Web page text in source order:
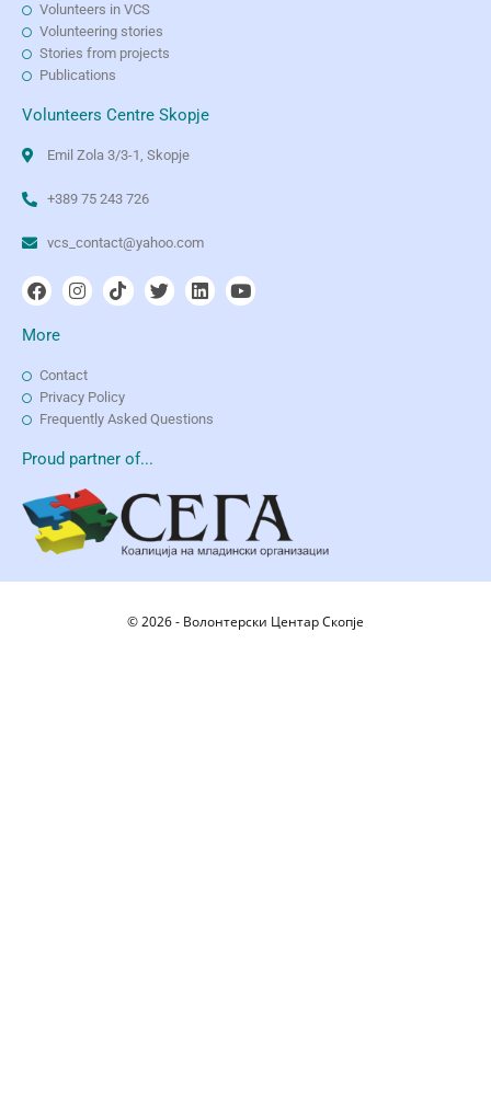
Volunteers in VCS
Volunteering stories
Stories from projects
Publications
Volunteers Centre Skopje
Emil Zola 3/3-1, Skopje
+389 75 243 726
vcs_contact@yahoo.com
More
Contact
Privacy Policy
Frequently Asked Questions
Proud partner of...
© 2026 - Волонтерски Центар Скопје